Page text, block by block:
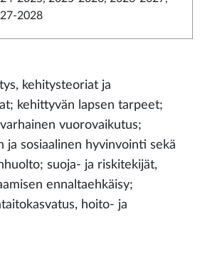
2028
kehitysteoriat ja
kehittyvän lapsen tarpeet;
vuorovaikutus;
ja sosiaalinen hyvinvointi sekä
suoja- ja riskitekijät,
ennaltaehkäisy;
hoito- ja